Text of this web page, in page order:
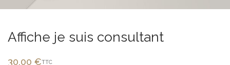
Affiche je suis consultant
30,00 €TTC